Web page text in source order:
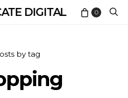
DIGITAL 0
by tag